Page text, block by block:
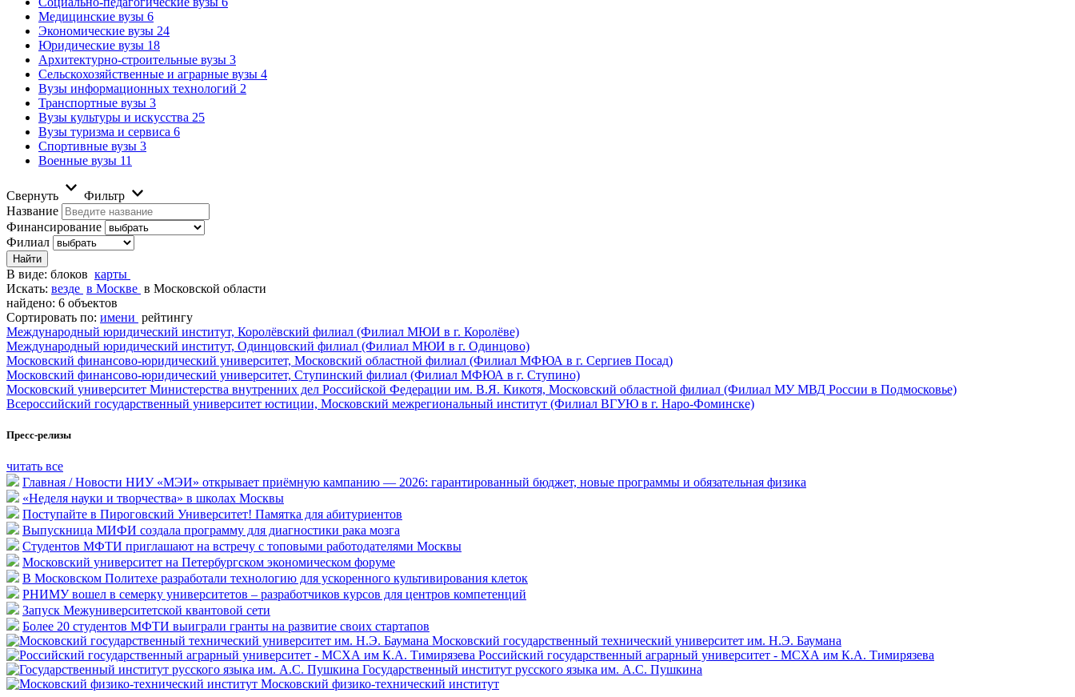
Медицинские вузы 6
Экономические вузы 24
Юридические вузы 18
Архитектурно-строительные вузы 3
Сельскохозяйственные и аграрные вузы 4
Вузы информационных технологий 2
Транспортные вузы 3
Вузы культуры и искусства 25
Вузы туризма и сервиса 6
Спортивные вузы 3
Военные вузы 11
Свернуть
Фильтр
Название
Финансирование
Филиал
В виде: блоков карты
Искать: везде в Москве в Московской области
найдено: 6 объектов
Сортировать по: имени рейтингу
Международный юридический институт, Королёвский филиал (Филиал МЮИ в г. Королёве)
Международный юридический институт, Одинцовский филиал (Филиал МЮИ в г. Одинцово)
Московский финансово-юридический университет, Московский областной филиал (Филиал МФЮА в г. Сергиев Посад)
Московский финансово-юридический университет, Ступинский филиал (Филиал МФЮА в г. Ступино)
Московский университет Министерства внутренних дел Российской Федерации им. В.Я. Кикотя, Московский областной филиал (Филиал МУ МВД России в Подмосковье)
Всероссийский государственный университет юстиции, Московский межрегиональный институт (Филиал ВГУЮ в г. Наро-Фоминске)
Пресс-релизы
читать все
Главная / Новости НИУ «МЭИ» открывает приёмную кампанию — 2026: гарантированный бюджет, новые программы и обязательная физика
«Неделя науки и творчества» в школах Москвы
Поступайте в Пироговский Университет! Памятка для абитуриентов
Выпускница МИФИ создала программу для диагностики рака мозга
Студентов МФТИ приглашают на встречу с топовыми работодателями Москвы
Московский университет на Петербургском экономическом форуме
В Московском Политехе разработали технологию для ускоренного культивирования клеток
РНИМУ вошел в семерку университетов – разработчиков курсов для центров компетенций
Запуск Межуниверситетской квантовой сети
Более 20 студентов МФТИ выиграли гранты на развитие своих стартапов
Московский государственный технический университет им. Н.Э. Баумана
Российский государственный аграрный университет - МСХА им К.А. Тимирязева
Государственный институт русского языка им. А.С. Пушкина
Московский физико-технический институт